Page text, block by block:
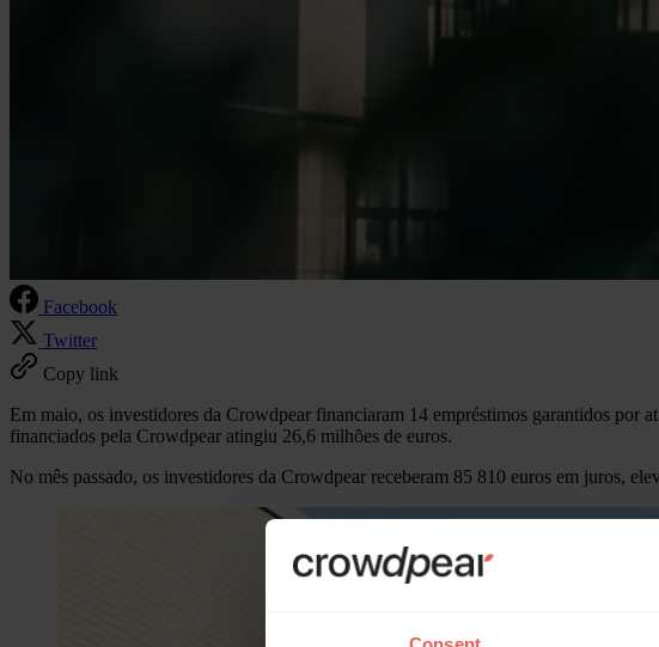
Facebook
Twitter
Copy link
Em maio, os investidores da Crowdpear financiaram 14 empréstimos garantidos por
financiados pela Crowdpear atingiu 26,6 milhões de euros.
No mês passado, os investidores da Crowdpear receberam 85 810 euros em juros,